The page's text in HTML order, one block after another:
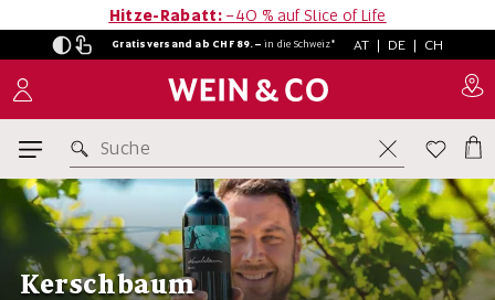
Hitze-Rabatt: −40 % auf Slice of Life
Gratisversand ab CHF 89.– in die Schweiz* AT | DE | CH
Suche
Kerschbaum